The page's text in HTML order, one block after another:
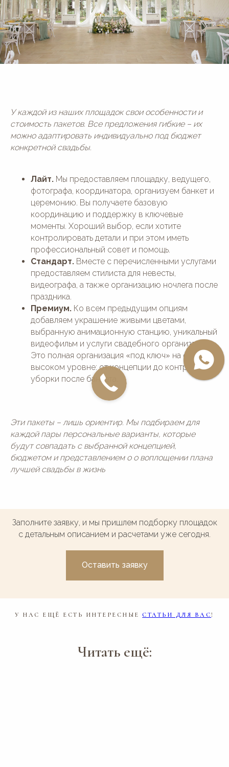
У каждой из наших площадок свои особенности и
стоимость пакетов. Все предложения гибкие – их
можно адаптировать индивидуально под бюджет
конкретной свадьбы.
Лайт. Мы предоставляем площадку, ведущего,
фотографа, координатора, организуем банкет и
церемонию. Вы получаете базовую
координацию и поддержку в ключевые
моменты. Хороший выбор, если хотите
контролировать детали и при этом иметь
профессиональный совет и помощь.
Стандарт. Вместе с перечисленными услугами
предоставляем стилиста для невесты,
видеографа, а также организацию ночлега после
праздника.
Премиум. Ко всем предыдущим опциям
добавляем украшение живыми цветами,
выбранную анимационную станцию, уникальный
видеофильм и услуги свадебного организатора.
Это полная организация «под ключ» на самом
высоком уровне: от концепции до контроля и
уборки после банкета.
Эти пакеты – лишь ориентир. Мы подбираем для
каждой пары персональные варианты, которые
будут совпадать с выбранной концепцией,
бюджетом и представлением о о воплощении плана
лучшей свадьбы в жизнь
Заполните заявку, и мы пришлем подборку площадок
с детальным описанием и расчетами уже сегодня.
Оставить заявку
У НАС ЕЩЁ ЕСТЬ ИНТЕРЕСНЫЕСТАТЬИ ДЛЯ ВАС!
Читать ещё: